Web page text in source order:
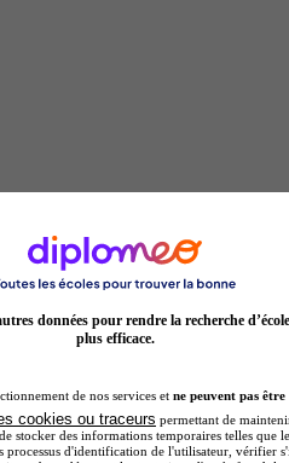
étudiants à faire le bon choix.
données pour rendre la recherche
plus efficace.
de nos services et ne peuvent pas être
cookies ou traceurs permettant de
stocker des informations temporaires telles que
processus d'identification de l'utilisateur, vérifier